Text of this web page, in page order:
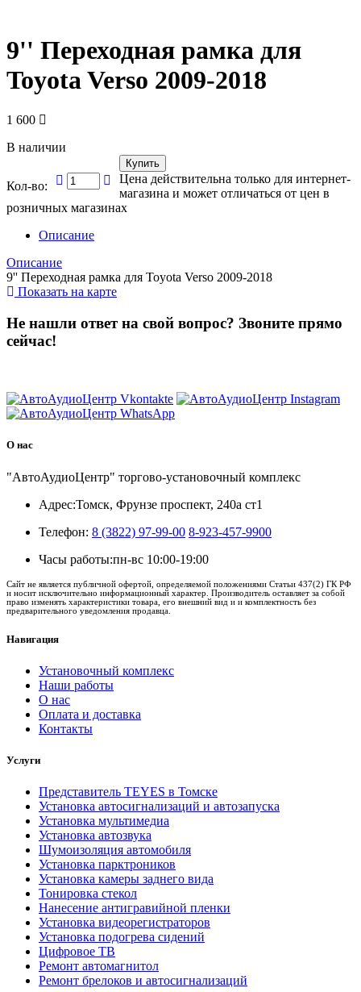
9'' Переходная рамка для
Toyota Verso 2009-2018
1 600
В наличии
Кол-во:
Купить
Цена действительна только для интернет-
магазина и может отличаться от цен в
розничных магазинах
Описание
Описание
9'' Переходная рамка для Toyota Verso 2009-2018
Показать на карте
Не нашли ответ на свой вопрос? Звоните прямо
сейчас!
О нас
"АвтоАудиоЦентр" торгово-установочный комплекс
Адрес:Томск, Фрунзе проспект, 240а ст1
Телефон: 8 (3822) 97-99-00 8-923-457-9900
Часы работы:пн-вс 10:00-19:00
Сайт не является публичной офертой, определяемой положениями Статьи 437(2) ГК РФ
и носит исключительно информационный характер. Производитель оставляет за собой
право изменять характеристики товара, его внешний вид и и комплектность без
предварительного уведомления продавца.
Навигация
Установочный комплекс
Наши работы
О нас
Оплата и доставка
Контакты
Услуги
Представитель TEYES в Томске
Установка автосигнализаций и автозапуска
Установка мультимедиа
Установка автозвука
Шумоизоляция автомобиля
Установка парктроников
Установка камеры заднего вида
Тонировка стекол
Нанесение антигравийной пленки
Установка видеорегистраторов
Установка подогрева сидений
Цифровое ТВ
Ремонт автомагнитол
Ремонт брелоков и автосигнализаций